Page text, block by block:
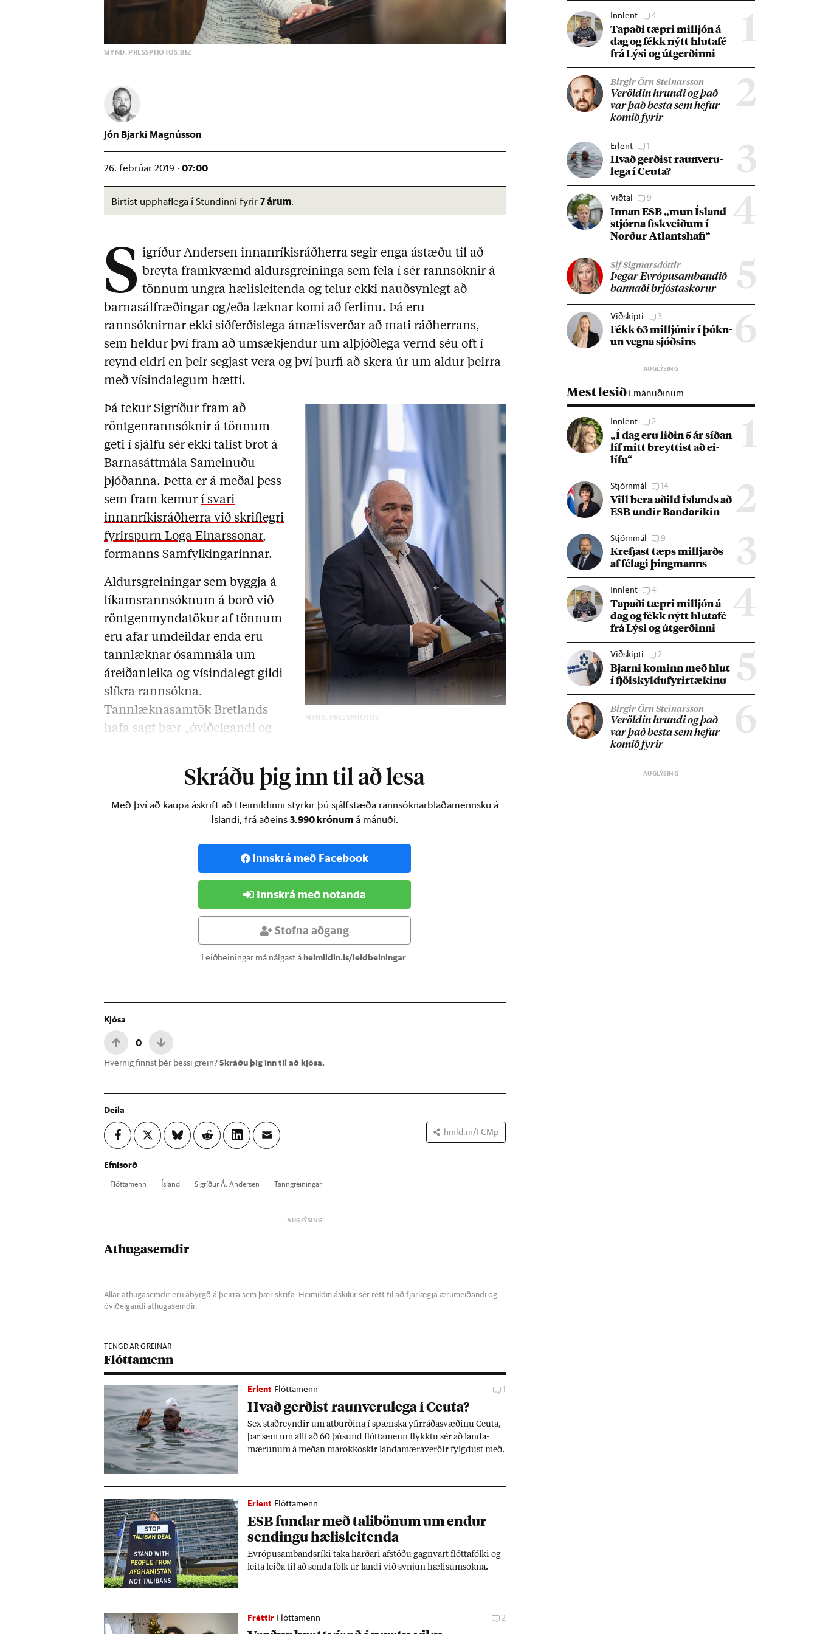
MYND: PRESSPHOTOS.BIZ
Jón Bjarki Magnússon
26. febrúar 2019 ·07:00
Birtist upphaflega í Stundinni fyrir7 árum.
S igríður Andersen innanríkisráðherra segir enga ástæðu til að
breyta framkvæmd aldursgreininga sem fela í sér rannsóknir á
tönnum ungra hælisleitenda og telur ekki nauðsynlegt að
barnasálfræðingar og/eða læknar komi að ferlinu. Þá eru
rannsóknirnar ekki siðferðislega ámælisverðar að mati ráðherrans,
sem heldur því fram að umsækjendur um alþjóðlega vernd séu oft í
reynd eldri en þeir segjast vera og því þurfi að skera úr um aldur þeirra
með vísindalegum hætti.
MYND: PRESSPHOTOS
Þá tekur Sigríður fram að
röntgenrannsóknir á tönnum
geti í sjálfu sér ekki talist brot á
Barnasáttmála Sameinuðu
þjóðanna. Þetta er á meðal þess
sem fram kemurí svari
innanríkisráðherra við skriflegri
fyrirspurn Loga Einarssonar,
formanns Samfylkingarinnar.
Aldursgreiningar sem byggja á
líkamsrannsóknum á borð við
röntgenmyndatökur af tönnum
eru afar umdeildar enda eru
tannlæknar ósammála um
áreiðanleika og vísindalegt gildi
slíkra rannsókna.
Tannlæknasamtök Bretlands
hafa sagt þær „óviðeigandi og
Skráðu þig inn til að lesa
Með því að kaupa áskrift að Heimildinni styrkir þú sjálfstæða rannsóknarblaðamennsku á
Íslandi, frá aðeins3.990 krónum á mánuði.
Innskrá með Facebook
Innskrá með notanda
Stofna aðgang
Leiðbeiningar má nálgast áheimildin.is/leidbeiningar.
Kjósa
0
Hvernig finnst þér þessi grein?Skráðu þig inn til að kjósa.
Deila
hmld.in/FCMp
Efnisorð
Flótta­menn Ís­land Sig­ríð­ur Á. And­er­sen Tann­grein­ing­ar
Athugasemdir
Allar athugasemdir eru ábyrgð á þeirra sem þær skrifa. Heimildin áskilur sér rétt til að fjarlægja ærumeiðandi og
óviðeigandi athugasemdir.
TENGDAR GREINAR
Flóttamenn
Erlent Flóttamenn 1
Hvað gerð­ist raun­veru­lega í Ceuta?
Sex stað­reynd­ir um at­burð­ina í spænska yf­ir­ráða­svæð­inu Ceuta,
þar sem um allt að 60 þús­und flótta­menn flykktu sér að landa­
mær­un­um á með­an mar­okkósk­ir landa­mæra­verð­ir fylgd­ust með.
Erlent Flóttamenn
ESB fund­ar með tali­bön­um um end­ur­
send­ingu hæl­is­leit­enda
Evr­ópu­sam­bands­ríki taka harð­ari af­stöðu gagn­vart flótta­fólki og
leita leiða til að senda fólk úr landi við synj­un hæl­is­um­sókna.
Fréttir Flóttamenn 2
1
Innlent 4
Tap­aði tæpri millj­ón á
dag og fékk nýtt hluta­fé
frá Lýsi og út­gerð­inni
2
Birgir Örn Steinarsson
Ver­öld­in hrundi og það
var það besta sem hef­ur
kom­ið fyr­ir
3
Erlent 1
Hvað gerð­ist raun­veru­
lega í Ceuta?
4
Viðtal 9
Inn­an ESB „mun Ís­land
stjórna fisk­veið­um í
Norð­ur-Atlants­hafi“
5
Sif Sigmarsdóttir
Þeg­ar Evr­ópu­sam­band­ið
bann­aði brjósta­skor­ur
6
Viðskipti 3
Fékk 63 millj­ón­ir í þókn­
un vegna sjóðs­ins
Mest lesið í mánuðinum
1
Innlent 2
„Í dag eru lið­in 5 ár síð­an
líf mitt breytt­ist að ei­
lífu“
2
Stjórnmál 14
Vill bera að­ild Ís­lands að
ESB und­ir Banda­rík­in
3
Stjórnmál 9
Krefjast tæps millj­arðs
af fé­lagi þing­manns
4
Innlent 4
Tap­aði tæpri millj­ón á
dag og fékk nýtt hluta­fé
frá Lýsi og út­gerð­inni
5
Viðskipti 2
Bjarni kom­inn með hlut
í fjöl­skyldu­fyr­ir­tæk­inu
6
Birgir Örn Steinarsson
Ver­öld­in hrundi og það
var það besta sem hef­ur
kom­ið fyr­ir